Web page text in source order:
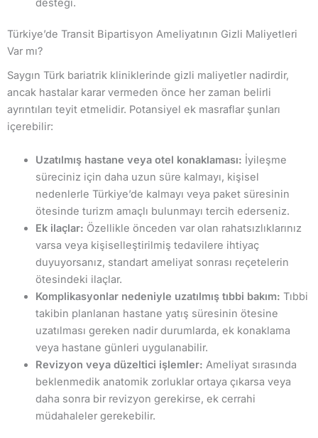
desteği.
Türkiye’de Transit Bipartisyon Ameliyatının Gizli Maliyetleri
Var mı?
Saygın Türk bariatrik kliniklerinde gizli maliyetler nadirdir,
ancak hastalar karar vermeden önce her zaman belirli
ayrıntıları teyit etmelidir. Potansiyel ek masraflar şunları
içerebilir:
Uzatılmış hastane veya otel konaklaması: İyileşme
süreciniz için daha uzun süre kalmayı, kişisel
nedenlerle Türkiye’de kalmayı veya paket süresinin
ötesinde turizm amaçlı bulunmayı tercih ederseniz.
Ek ilaçlar: Özellikle önceden var olan rahatsızlıklarınız
varsa veya kişiselleştirilmiş tedavilere ihtiyaç
duyuyorsanız, standart ameliyat sonrası reçetelerin
ötesindeki ilaçlar.
Komplikasyonlar nedeniyle uzatılmış tıbbi bakım: Tıbbi
takibin planlanan hastane yatış süresinin ötesine
uzatılması gereken nadir durumlarda, ek konaklama
veya hastane günleri uygulanabilir.
Revizyon veya düzeltici işlemler: Ameliyat sırasında
beklenmedik anatomik zorluklar ortaya çıkarsa veya
daha sonra bir revizyon gerekirse, ek cerrahi
müdahaleler gerekebilir.